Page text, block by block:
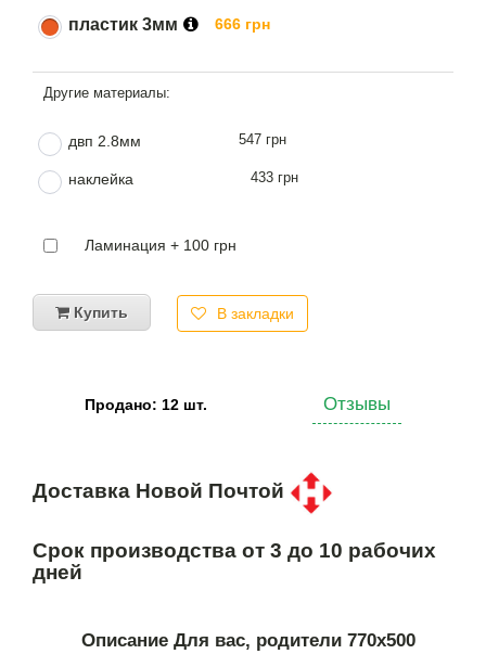
пластик 3мм 666 грн
двп 2.8мм 547 грн
наклейка 433 грн
Ламинация + 100 грн
Купить В закладки
Продано: 12 шт. Отзывы
Доставка Новой Почтой
Срок производства от 3 до 10 рабочих
дней
Описание Для вас, родители 770х500